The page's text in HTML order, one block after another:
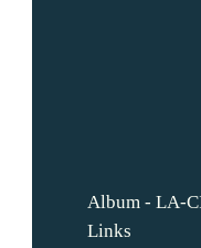
Album - LA-
Links